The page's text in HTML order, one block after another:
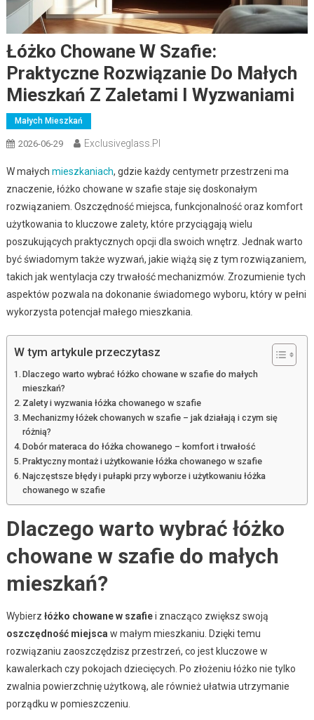
Łóżko Chowane W Szafie:
Praktyczne Rozwiązanie Do Małych
Mieszkań Z Zaletami I Wyzwaniami
Małych Mieszkań
2026-06-29 Exclusiveglass.pl
W małych mieszkaniach, gdzie każdy centymetr przestrzeni ma
znaczenie, łóżko chowane w szafie staje się doskonałym
rozwiązaniem. Oszczędność miejsca, funkcjonalność oraz komfort
użytkowania to kluczowe zalety, które przyciągają wielu
poszukujących praktycznych opcji dla swoich wnętrz. Jednak warto
być świadomym także wyzwań, jakie wiążą się z tym rozwiązaniem,
takich jak wentylacja czy trwałość mechanizmów. Zrozumienie tych
aspektów pozwala na dokonanie świadomego wyboru, który w pełni
wykorzysta potencjał małego mieszkania.
W tym artykule przeczytasz
Dlaczego warto wybrać łóżko chowane w szafie do małych
mieszkań?
Zalety i wyzwania łóżka chowanego w szafie
Mechanizmy łóżek chowanych w szafie – jak działają i czym się
różnią?
Dobór materaca do łóżka chowanego – komfort i trwałość
Praktyczny montaż i użytkowanie łóżka chowanego w szafie
Najczęstsze błędy i pułapki przy wyborze i użytkowaniu łóżka
chowanego w szafie
Dlaczego warto wybrać łóżko
chowane w szafie do małych
mieszkań?
Wybierz łóżko chowane w szafiei znacząco zwiększ swoją
oszczędność miejsca w małym mieszkaniu. Dzięki temu
rozwiązaniu zaoszczędzisz przestrzeń, co jest kluczowe w
kawalerkach czy pokojach dziecięcych. Po złożeniu łóżko nie tylko
zwalnia powierzchnię użytkową, ale również ułatwia utrzymanie
porządku w pomieszczeniu.